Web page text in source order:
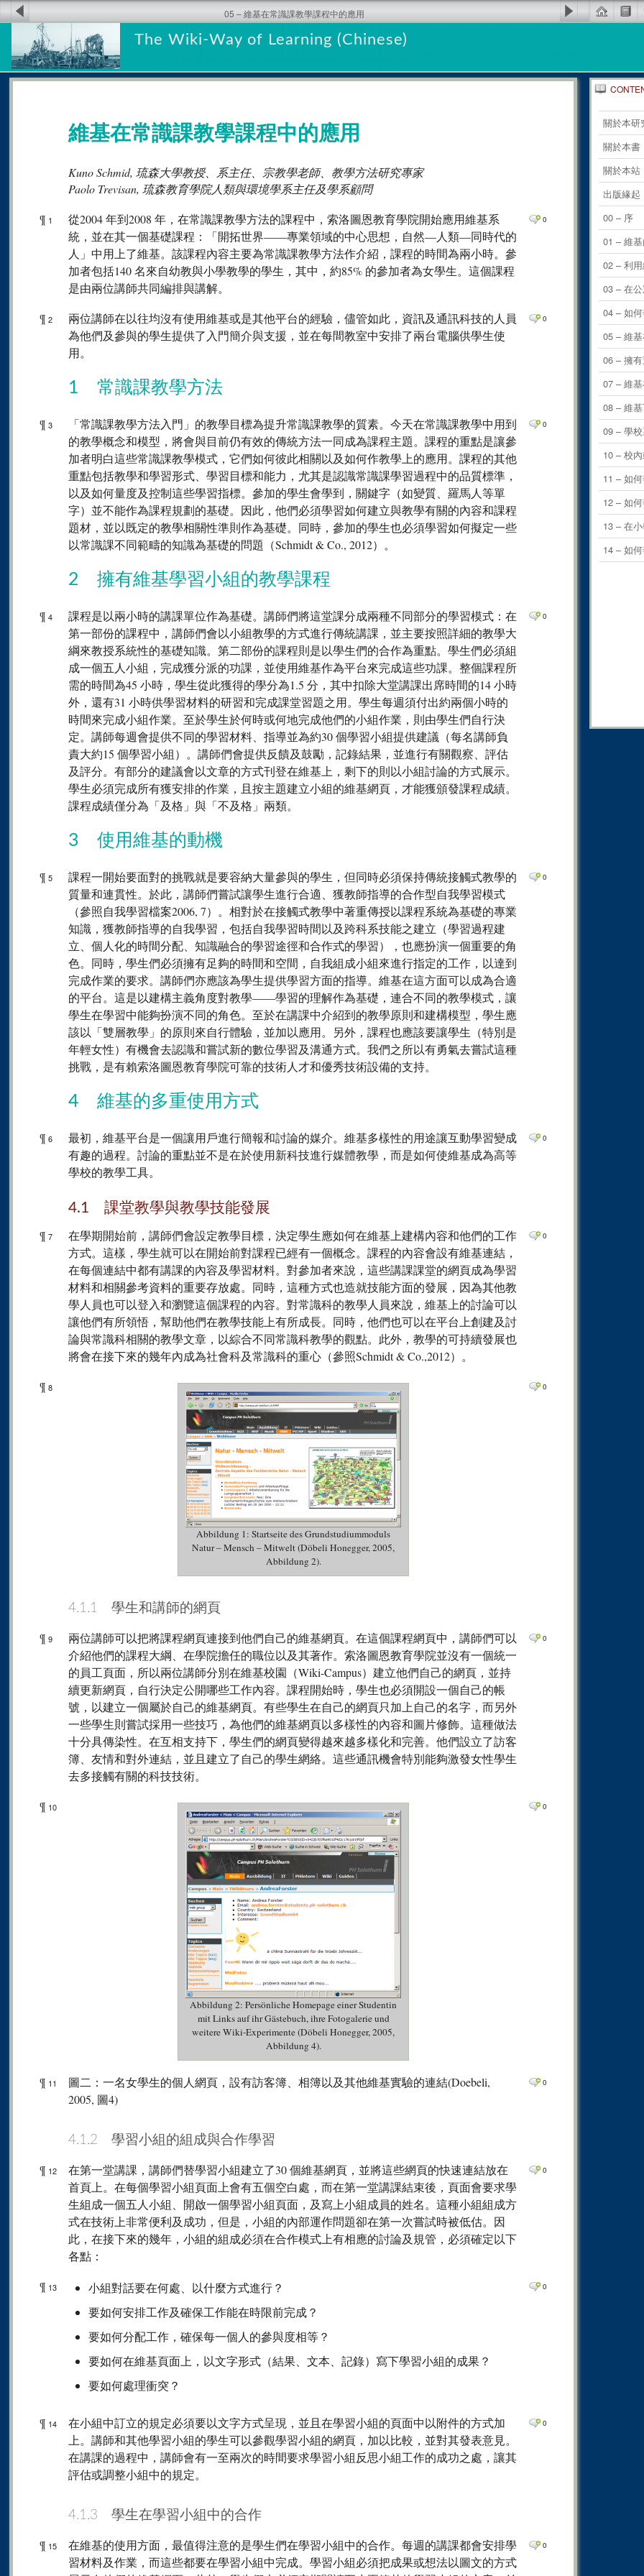
The Wiki-Way of Learning (Chinese)
05 – 維基在常識課教學課程中的應用
維基在常識課教學課程中的應用
Kuno Schmid, 琉森大學教授、系主任、宗教學老師、教學方法研究專家
Paolo Trevisan, 琉森教育學院人類與環境學系主任及學系顧問
¶ 1 0
從2004 年到2008 年，在常識課教學方法的課程中，索洛圖恩教育學院開始應用維基系
統，並在其一個基礎課程：「開拓世界——專業領域的中心思想，自然—人類—同時代的
人」中用上了維基。該課程內容主要為常識課教學方法作介紹，課程的時間為兩小時。參
加者包括140 名來自幼教與小學教學的學生，其中，約85% 的參加者為女學生。這個課程
是由兩位講師共同編排與講解。
¶2 0
兩位講師在以往均沒有使用維基或是其他平台的經驗，儘管如此，資訊及通訊科技的人員
為他們及參與的學生提供了入門簡介與支援，並在每間教室中安排了兩台電腦供學生使
用。
1 常識課教學方法
¶3 0
「常識課教學方法入門」的教學目標為提升常識課教學的質素。今天在常識課教學中用到
的教學概念和模型，將會與目前仍有效的傳統方法一同成為課程主題。課程的重點是讓參
加者明白這些常識課教學模式，它們如何彼此相關以及如何作教學上的應用。課程的其他
重點包括教學和學習形式、學習目標和能力，尤其是認識常識課學習過程中的品質標準，
以及如何量度及控制這些學習指標。參加的學生會學到，關鍵字（如變質、羅馬人等單
字）並不能作為課程規劃的基礎。因此，他們必須學習如何建立與教學有關的內容和課程
題材，並以既定的教學相關性準則作為基礎。同時，參加的學生也必須學習如何擬定一些
以常識課不同範疇的知識為基礎的問題（Schmidt & Co., 2012）。
2 擁有維基學習小組的教學課程
¶4 0
課程是以兩小時的講課單位作為基礎。講師們將這堂課分成兩種不同部分的學習模式：在
第一部份的課程中，講師們會以小組教學的方式進行傳統講課，並主要按照詳細的教學大
綱來教授系統性的基礎知識。第二部份的課程則是以學生們的合作為重點。學生們必須組
成一個五人小組，完成獲分派的功課，並使用維基作為平台來完成這些功課。整個課程所
需的時間為45 小時，學生從此獲得的學分為1.5 分，其中扣除大堂講課出席時間的14 小時
外，還有31 小時供學習材料的研習和完成課堂習題之用。學生每週須付出約兩個小時的
時間來完成小組作業。至於學生於何時或何地完成他們的小組作業，則由學生們自行決
定。講師每週會提供不同的學習材料、指導並為約30 個學習小組提供建議（每名講師負
責大約15 個學習小組）。講師們會提供反饋及鼓勵，記錄結果，並進行有關觀察、評估
及評分。有部分的建議會以文章的方式刊登在維基上，剩下的則以小組討論的方式展示。
學生必須完成所有獲安排的作業，且按主題建立小組的維基網頁，才能獲頒發課程成績。
課程成績僅分為「及格」與「不及格」兩類。
3 使用維基的動機
¶5 0
課程一開始要面對的挑戰就是要容納大量參與的學生，但同時必須保持傳統接觸式教學的
質量和連貫性。於此，講師們嘗試讓學生進行合適、獲教師指導的合作型自我學習模式
（參照自我學習檔案2006, 7）。相對於在接觸式教學中著重傳授以課程系統為基礎的專業
知識，獲教師指導的自我學習，包括自我學習時間以及跨科系技能之建立（學習過程建
立、個人化的時間分配、知識融合的學習途徑和合作式的學習），也應扮演一個重要的角
色。同時，學生們必須擁有足夠的時間和空間，自我組成小組來進行指定的工作，以達到
完成作業的要求。講師們亦應該為學生提供學習方面的指導。維基在這方面可以成為合適
的平台。這是以建構主義角度對教學——學習的理解作為基礎，連合不同的教學模式，讓
學生在學習中能夠扮演不同的角色。至於在講課中介紹到的教學原則和建構模型，學生應
該以「雙層教學」的原則來自行體驗，並加以應用。另外，課程也應該要讓學生（特別是
年輕女性）有機會去認識和嘗試新的數位學習及溝通方式。我們之所以有勇氣去嘗試這種
挑戰，是有賴索洛圖恩教育學院可靠的技術人才和優秀技術設備的支持。
4 維基的多重使用方式
¶6 0
最初，維基平台是一個讓用戶進行簡報和討論的媒介。維基多樣性的用途讓互動學習變成
有趣的過程。討論的重點並不是在於使用新科技進行媒體教學，而是如何使維基成為高等
學校的教學工具。
4.1 課堂教學與教學技能發展
¶7 0
在學期開始前，講師們會設定教學目標，決定學生應如何在維基上建構內容和他們的工作
方式。這樣，學生就可以在開始前對課程已經有一個概念。課程的內容會設有維基連結，
在每個連結中都有講課的內容及學習材料。對參加者來說，這些講課課堂的網頁成為學習
材料和相關參考資料的重要存放處。同時，這種方式也造就技能方面的發展，因為其他教
學人員也可以登入和瀏覽這個課程的內容。對常識科的教學人員來說，維基上的討論可以
讓他們有所領悟，幫助他們在教學技能上有所成長。同時，他們也可以在平台上創建及討
論與常識科相關的教學文章，以綜合不同常識科教學的觀點。此外，教學的可持續發展也
將會在接下來的幾年內成為社會科及常識科的重心（參照Schmidt & Co.,2012）。
¶8 0
Abbildung 1: Startseite des Grundstudiummoduls
Natur – Mensch – Mitwelt (Döbeli Honegger, 2005,
Abbildung 2).
4.1.1 學生和講師的網頁
¶9 0
兩位講師可以把將課程網頁連接到他們自己的維基網頁。在這個課程網頁中，講師們可以
介紹他們的課程大綱、在學院擔任的職位以及其著作。索洛圖恩教育學院並沒有一個統一
的員工頁面，所以兩位講師分別在維基校園（Wiki-Campus）建立他們自己的網頁，並持
續更新網頁，自行決定公開哪些工作內容。課程開始時，學生也必須開設一個自己的帳
號，以建立一個屬於自己的維基網頁。有些學生在自己的網頁只加上自己的名字，而另外
一些學生則嘗試採用一些技巧，為他們的維基網頁以多樣性的內容和圖片修飾。這種做法
十分具傳染性。在互相支持下，學生們的網頁變得越來越多樣化和完善。他們設立了訪客
簿、友情和對外連結，並且建立了自己的學生網絡。這些通訊機會特別能夠激發女性學生
去多接觸有關的科技技術。
¶ 10 0
Abbildung 2: Persönliche Homepage einer Studentin
mit Links auf ihr Gästebuch, ihre Fotogalerie und
weitere Wiki-Experimente (Döbeli Honegger, 2005,
Abbildung 4).
¶ 11 0
圖二：一名女學生的個人網頁，設有訪客簿、相簿以及其他維基實驗的連結(Doebeli,
2005, 圖4)
4.1.2 學習小組的組成與合作學習
¶ 12 0
在第一堂講課，講師們替學習小組建立了30 個維基網頁，並將這些網頁的快速連結放在
首頁上。在每個學習小組頁面上會有五個空白處，而在第一堂講課結束後，頁面會要求學
生組成一個五人小組、開啟一個學習小組頁面，及寫上小組成員的姓名。這種小組組成方
式在技術上非常便利及成功，但是，小組的內部運作問題卻在第一次嘗試時被低估。因
此，在接下來的幾年，小組的組成必須在合作模式上有相應的討論及規管，必須確定以下
各點：
¶ 13 0
小組對話要在何處、以什麼方式進行？
要如何安排工作及確保工作能在時限前完成？
要如何分配工作，確保每一個人的參與度相等？
要如何在維基頁面上，以文字形式（結果、文本、記錄）寫下學習小組的成果？
要如何處理衝突？
¶ 14 0
在小組中訂立的規定必須要以文字方式呈現，並且在學習小組的頁面中以附件的方式加
上。講師和其他學習小組的學生可以參觀學習小組的網頁，加以比較，並對其發表意見。
在講課的過程中，講師會有一至兩次的時間要求學習小組反思小組工作的成功之處，讓其
評估或調整小組中的規定。
4.1.3 學生在學習小組中的合作
¶ 15 0
在維基的使用方面，最值得注意的是學生們在學習小組中的合作。每週的講課都會安排學
習材料及作業，而這些都要在學習小組中完成。學習小組必須把成果或想法以圖文的方式
0
0
0
0
0
0
0
0
0
0
0
0
0
0
0
0
0
0
關於本研
關於本書
關於本站
出版緣起
00 – 序
01 – 維
02 – 利
03 – 在
04 – 如
05 – 維
06 – 擁
07 – 維
08 – 維
09 – 學
10 – 校
11 – 如
12 – 如
13 – 在
14 – 如